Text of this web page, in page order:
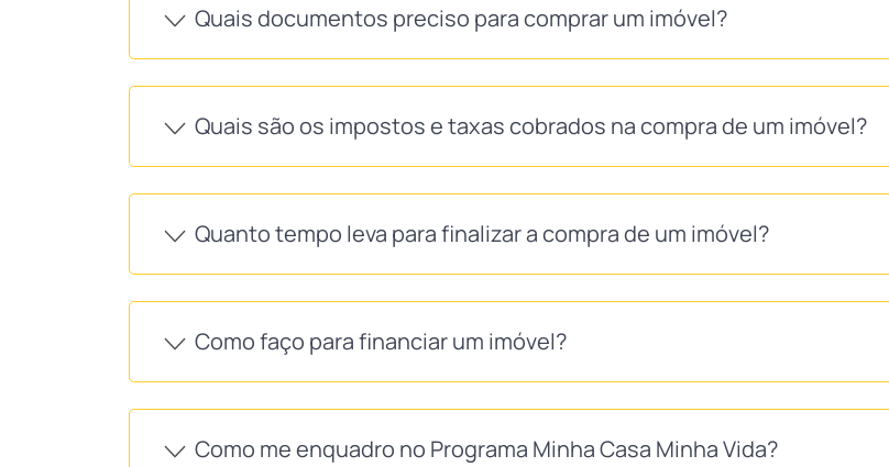
Quais documentos preciso para comprar um imóvel?
Quais são os impostos e taxas cobrados na compra de um imóvel?
Quanto tempo leva para finalizar a compra de um imóvel?
Como faço para financiar um imóvel?
Como me enquadro no Programa Minha Casa Minha Vida?